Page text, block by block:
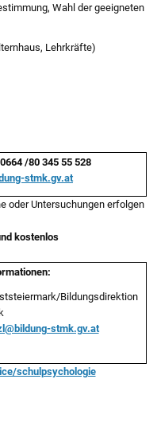
Wahl der geeigneten
Lehrkräfte)
/80 345 55 528
stmk.gv.at
oder Untersuchungen erfolgen
kostenlos
Bildungsdirektion
stmk.gv.at
schulpsychologie